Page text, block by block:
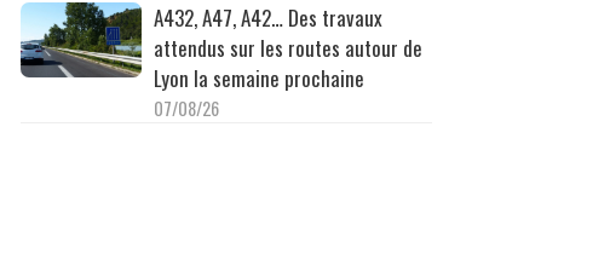
A432, A47, A42… Des travaux
attendus sur les routes autour de
Lyon la semaine prochaine
07/08/26